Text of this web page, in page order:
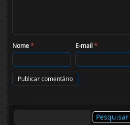
Nome* E-mail*